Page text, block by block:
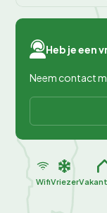
Heb je een
Neem contact
WifiVriezer